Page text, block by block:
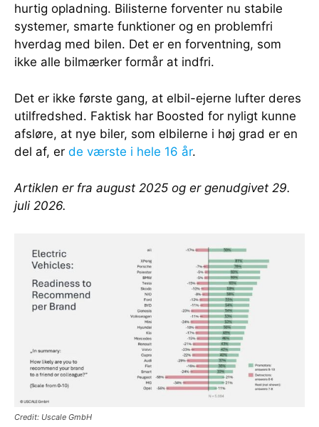
hurtig opladning. Bilisterne forventer nu stabile
systemer, smarte funktioner og en problemfri
hverdag med bilen. Det er en forventning, som
ikke alle bilmærker formår at indfri.
Det er ikke første gang, at elbil-ejerne lufter deres
utilfredshed. Faktisk har Boosted for nyligt kunne
afsløre, at nye biler, som elbilerne i høj grad er en
del af, er de værste i hele 16 år.
Artiklen er fra august 2025 og er genudgivet 29.
juli 2026.
Credit: Uscale GmbH